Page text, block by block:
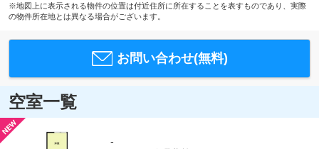
※地図上に表示される物件の位置は付近住所に所在することを表すものであり、実際
の物件所在地とは異なる場合がございます。
お問い合わせ(無料)
空室一覧
-